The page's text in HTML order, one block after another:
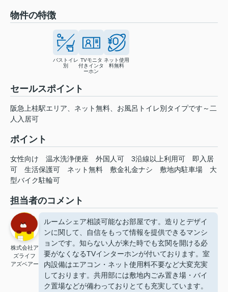
物件の特徴
バストイレ
別
TVモニタ
付きインタ
ーホン
ネット使用
料無料
セールスポイント
阪急上桂駅エリア、ネット無料、お風呂トイレ別タイプです～二
人入居可
ポイント
女性向け 温水洗浄便座 外国人可 3沿線以上利用可
即入居
可
生活保護可 ネット無料 敷金礼金ナシ 敷地内駐車場
大
型バイク駐輪可
担当者のコメント
株式会社ア
ズライフ
アズベアー
ルームシェア相談可能なお部屋です。造りとデザイ
ンに関して、自信をもって情報を提供できるマンシ
ョンです。知らない人が来た時でも玄関を開ける必
要がなくなるTVインターホンが付いております。室
内設備はエアコン・ネット使用料不要など大変充実
しております。共用部には敷地内ごみ置き場・バイ
ク置場などが備わっておりとても充実しています。